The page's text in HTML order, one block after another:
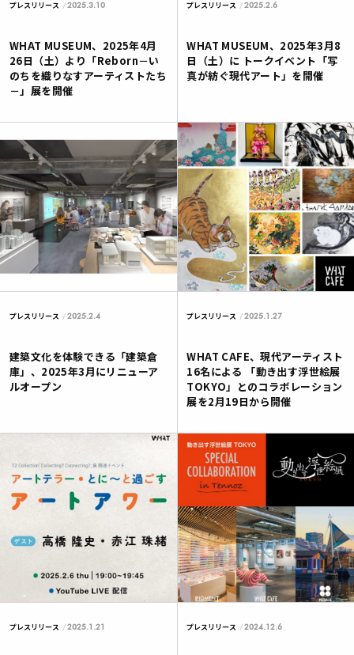
プレスリリース 2025.3.10
WHAT MUSEUM、2025年4月
26日（土）より「Reborn－い
のちを織りなすアーティストたち
－」展を開催
プレスリリース 2025.2.6
WHAT MUSEUM、2025年3月8
日（土）に トークイベント「写
真が紡ぐ現代アート」を開催
プレスリリース 2025.2.4
建築文化を体験できる「建築倉
庫」、2025年3月にリニューア
ルオープン
プレスリリース 2025.1.27
WHAT CAFE、現代アーティスト
16名による 「動き出す浮世絵展
TOKYO」とのコラボレーション
展を2月19日から開催
プレスリリース 2025.1.21 プレスリリース 2024.12.6